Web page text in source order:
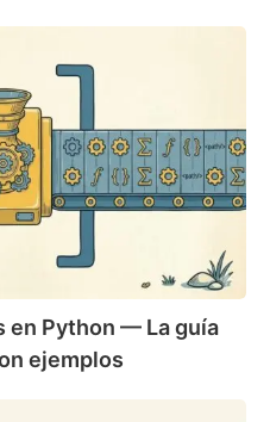
comprehensions
en
Python
—
La
guía
completa
ejemplos
en Python — La guía
ejemplos